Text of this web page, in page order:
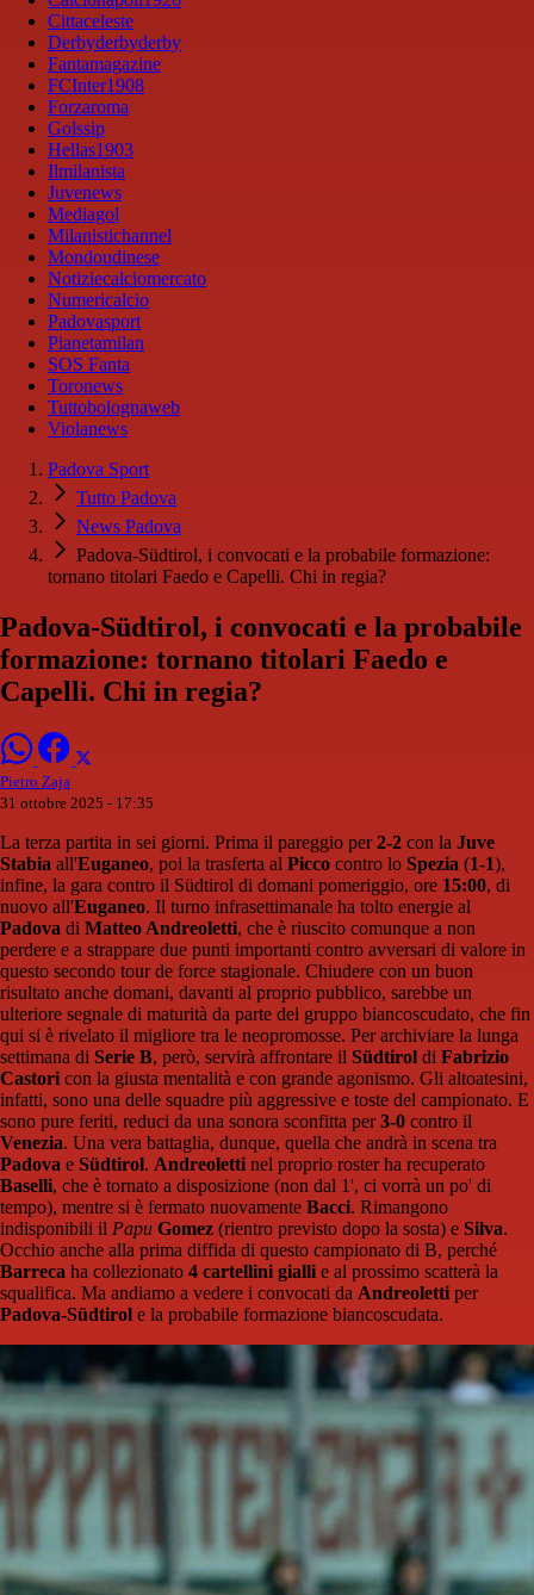
Cittaceleste
Derbyderbyderby
Fantamagazine
FCInter1908
Forzaroma
Golssip
Hellas1903
Ilmilanista
Juvenews
Mediagol
Milanistichannel
Mondoudinese
Notiziecalciomercato
Numericalcio
Padovasport
Pianetamilan
SOS Fanta
Toronews
Tuttobolognaweb
Violanews
Padova Sport
Tutto Padova
News Padova
Padova-Südtirol, i convocati e la probabile formazione:
tornano titolari Faedo e Capelli. Chi in regia?
Padova-Südtirol, i convocati e la probabile
formazione: tornano titolari Faedo e
Capelli. Chi in regia?
Pietro Zaja
31 ottobre 2025 - 17:35
La terza partita in sei giorni. Prima il pareggio per2-2 con la Juve
Stabia all'Euganeo, poi la trasferta al Picco contro lo Spezia (1-1),
infine, la gara contro il Südtirol di domani pomeriggio, ore 15:00, di
nuovo all'Euganeo. Il turno infrasettimanale ha tolto energie al
Padova di Matteo Andreoletti, che è riuscito comunque a non
perdere e a strappare due punti importanti contro avversari di valore in
questo secondo tour de force stagionale. Chiudere con un buon
risultato anche domani, davanti al proprio pubblico, sarebbe un
ulteriore segnale di maturità da parte del gruppo biancoscudato, che fin
qui si è rivelato il migliore tra le neopromosse. Per archiviare la lunga
settimana di Serie B, però, servirà affrontare il Südtirol di Fabrizio
Castori con la giusta mentalità e con grande agonismo. Gli altoatesini,
infatti, sono una delle squadre più aggressive e toste del campionato. E
sono pure feriti, reduci da una sonora sconfitta per3-0 contro il
Venezia. Una vera battaglia, dunque, quella che andrà in scena tra
Padova e Südtirol. Andreoletti nel proprio roster ha recuperato
Baselli, che è tornato a disposizione (non dal 1', ci vorrà un po' di
tempo), mentre si è fermato nuovamente Bacci. Rimangono
indisponibili il Papu Gomez (rientro previsto dopo la sosta) e Silva.
Occhio anche alla prima diffida di questo campionato di B, perché
Barreca ha collezionato 4 cartellini gialli e al prossimo scatterà la
squalifica. Ma andiamo a vedere i convocati da Andreoletti per
Padova-Südtirol e la probabile formazione biancoscudata.